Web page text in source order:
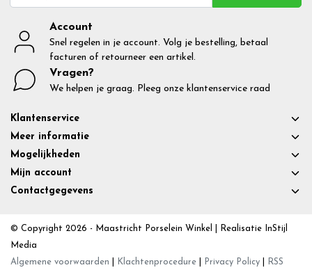
Account
Snel regelen in je account. Volg je bestelling, betaal
facturen of retourneer een artikel.
Vragen?
We helpen je graag. Pleeg onze klantenservice raad
Klantenservice
Meer informatie
Mogelijkheden
Mijn account
Contactgegevens
© Copyright 2026 - Maastricht Porselein Winkel | Realisatie InStijl
Media
Algemene voorwaarden
Klachtenprocedure Privacy Policy RSS